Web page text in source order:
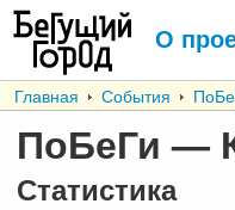
О
Главная События
ПоБеГи —
Статистика